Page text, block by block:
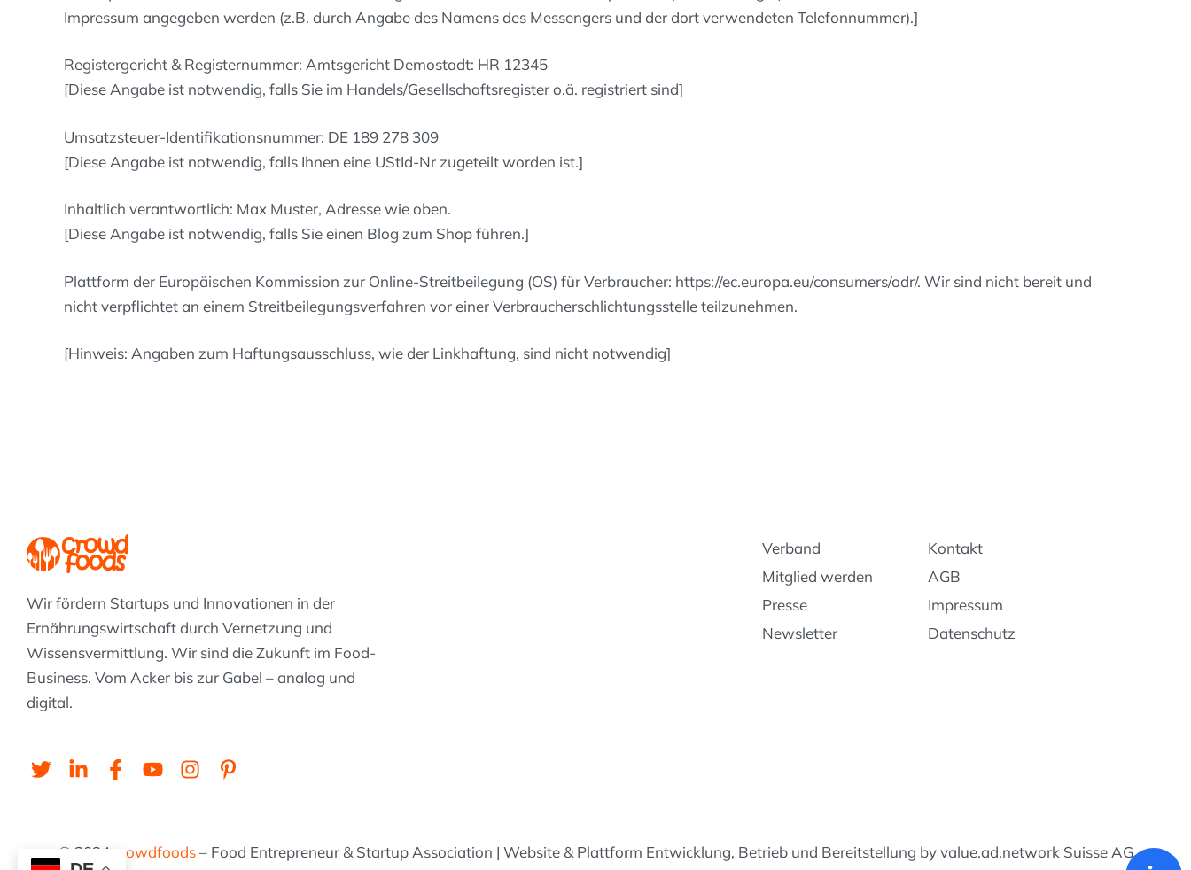
Impressum angegeben werden (z.B. durch Angabe des Namens des Messengers und der dort verwendeten Telefonnummer).]
Registergericht & Registernummer: Amtsgericht Demostadt: HR 12345
[Diese Angabe ist notwendig, falls Sie im Handels/Gesellschaftsregister o.ä. registriert sind]
Umsatzsteuer-Identifikationsnummer: DE 189 278 309
[Diese Angabe ist notwendig, falls Ihnen eine UStId-Nr zugeteilt worden ist.]
Inhaltlich verantwortlich: Max Muster, Adresse wie oben.
[Diese Angabe ist notwendig, falls Sie einen Blog zum Shop führen.]
Plattform der Europäischen Kommission zur Online-Streitbeilegung (OS) für Verbraucher: https://ec.europa.eu/consumers/odr/. Wir sind nicht bereit und
nicht verpflichtet an einem Streitbeilegungsverfahren vor einer Verbraucherschlichtungsstelle teilzunehmen.
[Hinweis: Angaben zum Haftungsausschluss, wie der Linkhaftung, sind nicht notwendig]
Wir fördern Startups und Innovationen in der
Ernährungswirtschaft durch Vernetzung und
Wissens­vermittlung. Wir sind die Zukunft im Food-
Business. Vom Acker bis zur Gabel – analog und
digital.
T
w
L
i
e
F
a
Y
o
u
I
n
a
P
i
e
Verband
Mitglied werden
Presse
Newsletter
Kontakt
AGB
Impressum
Datenschutz
© 2024 crowdfoods– Food Entrepreneur & Startup Association | Website & Plattform Entwicklung, Betrieb und Bereitstellung by value.ad.network Suisse AG